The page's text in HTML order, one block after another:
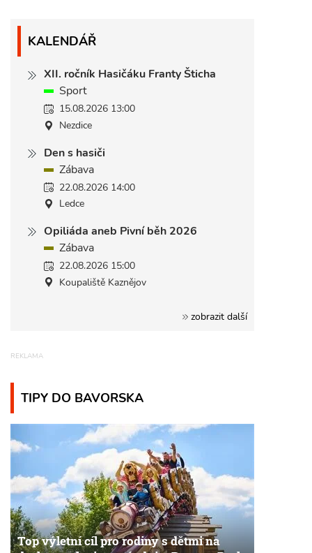
KALENDÁŘ
XII. ročník Hasičáku Franty Šticha
Sport
15.08.2026 13:00
Nezdice
Den s hasiči
Zábava
22.08.2026 14:00
Ledce
Opiliáda aneb Pivní běh 2026
Zábava
22.08.2026 15:00
Koupaliště Kaznějov
zobrazit další
TIPY DO BAVORSKA
Top výletní cíl pro rodiny s dětmi na